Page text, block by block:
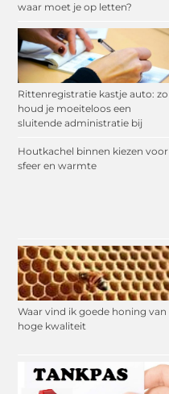
waar moet je op letten?
Rittenregistratie kastje auto: zo
houd je moeiteloos een
sluitende administratie bij
Houtkachel binnen kiezen voor
sfeer en warmte
Waar vind ik goede honing van
hoge kwaliteit